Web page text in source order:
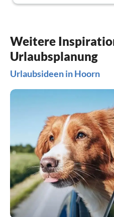
Weitere
Urlaubsplanung
Urlaubsideen in Hoorn